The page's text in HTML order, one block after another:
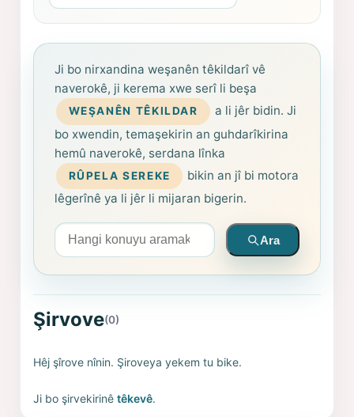
Ji bo nirxandina weşanên têkildarî vê
naverokê, ji kerema xwe serî li beşa
WEŞANÊN TÊKILDAR
a li jêr bidin. Ji
bo xwendin, temaşekirin an guhdarîkirina
hemû naverokê, serdana lînka
RÛPELA SEREKE
bikin an jî bi motora
lêgerînê ya li jêr li mijaran bigerin.
Arama yapın
Ara
Şirvove(0)
Hêj şîrove nînin. Şiroveya yekem tu bike.
Ji bo şirvekirinêtêkevê.